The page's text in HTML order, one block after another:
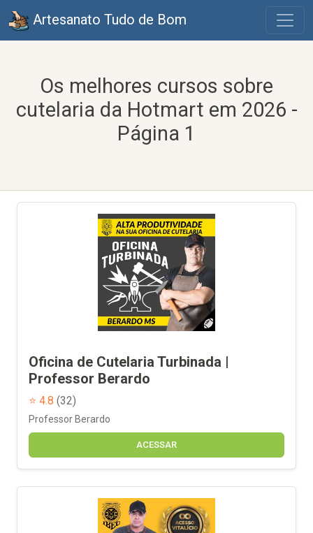
Artesanato Tudo de Bom
Os melhores cursos sobre
cutelaria da Hotmart em 2026 -
Página 1
Oficina de Cutelaria Turbinada |
Professor Berardo
⭐ 4.8 (32)
Professor Berardo
ACESSAR